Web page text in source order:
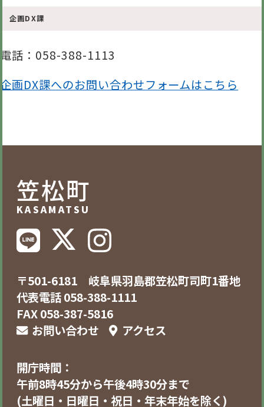
企画DX課
電話 ：058-388-1113
企画DX課へのお問い合わせフォームはこちら
笠松町
KASAMATSU
〒501-6181 岐阜県羽島郡笠松町司町1番地
代表電話 058-388-1111
FAX 058-387-5816
お問い合わせ
アクセス
開庁時間：
午前8時45分から午後4時30分まで
(土曜日・日曜日・祝日・年末年始を除く)